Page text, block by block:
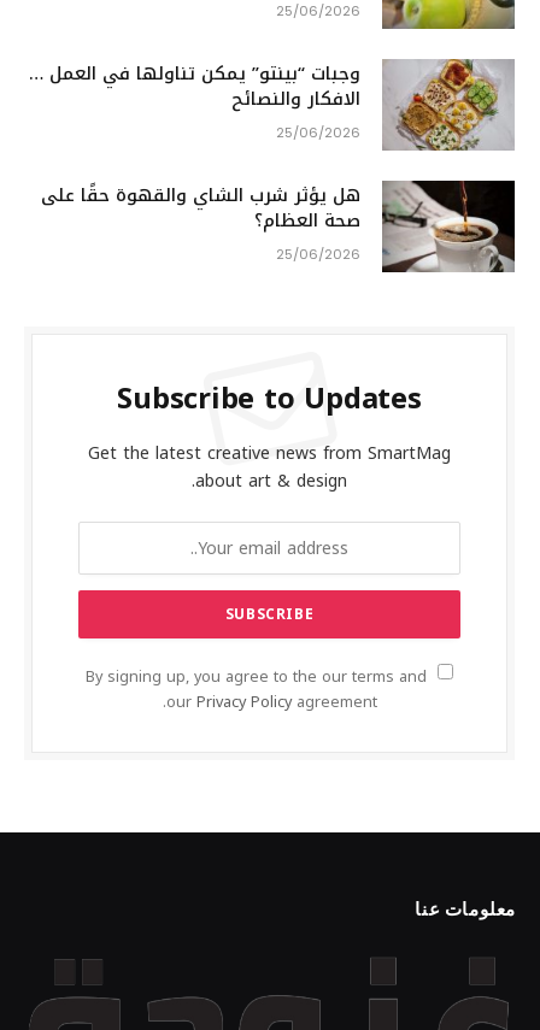
25/06/2026
وجبات “بينتو” يمكن تناولها في العمل …
الافكار والنصائح
25/06/2026
هل يؤثر شرب الشاي والقهوة حقًا على
صحة العظام؟
25/06/2026
Subscribe to Updates
Get the latest creative news from SmartMag
about art & design.
By signing up, you agree to the our terms and
ourPrivacy Policyagreement.
معلومات عنا